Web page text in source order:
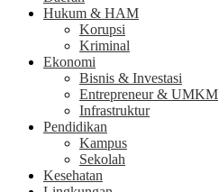
Hukum & HAM
Korupsi
Kriminal
Ekonomi
Bisnis & Investasi
Entrepreneur & UMKM
Infrastruktur
Pendidikan
Kampus
Sekolah
Kesehatan